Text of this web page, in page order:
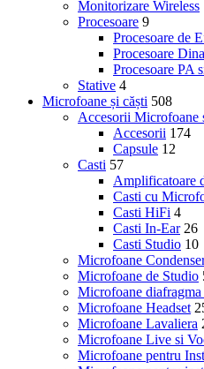
Monitorizare Wireless
Procesoare 9
Procesoare de
Procesoare
Procesoare PA
Stative 4
Microfoane și căști 508
Accesorii Microfoane
Accesorii 174
Capsule 12
Casti 57
Amplificatoare
Casti cu
Casti HiFi 4
Casti In-Ear 26
Casti Studio 10
Microfoane
Microfoane de Studio
Microfoane
Microfoane Headset
Microfoane Lavaliera
Microfoane Live si
Microfoane pentru